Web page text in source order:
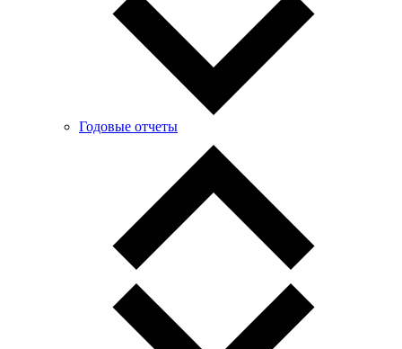
Годовые отчеты